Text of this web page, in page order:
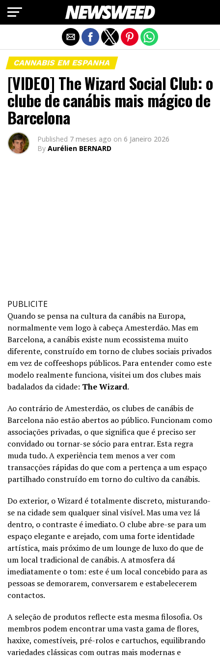
CANNABIS EM ESPANHA
[VIDEO] The Wizard Social Club: o
clube de canábis mais mágico de
Barcelona
Published 7 meses ago on 6 Janeiro 2026
By Aurélien BERNARD
PUBLICITE
Quando se pensa na cultura da canábis na Europa,
normalmente vem logo à cabeça Amesterdão. Mas em
Barcelona, a canábis existe num ecossistema muito
diferente, construído em torno de clubes sociais privados
em vez de coffeeshops públicos. Para entender como este
modelo realmente funciona, visitei um dos clubes mais
badalados da cidade: The Wizard.
Ao contrário de Amesterdão, os clubes de canábis de
Barcelona não estão abertos ao público. Funcionam como
associações privadas, o que significa que é preciso ser
convidado ou tornar-se sócio para entrar. Esta regra
muda tudo. A experiência tem menos a ver com
transacções rápidas do que com a pertença a um espaço
partilhado construído em torno do cultivo da canábis.
Do exterior, o Wizard é totalmente discreto, misturando-
se na cidade sem qualquer sinal visível. Mas uma vez lá
dentro, o contraste é imediato. O clube abre-se para um
espaço elegante e arejado, com uma forte identidade
artística, mais próximo de um lounge de luxo do que de
um local tradicional de canábis. A atmosfera dá
imediatamente o tom: este é um local concebido para as
pessoas se demorarem, conversarem e estabelecerem
contactos.
A seleção de produtos reflecte esta mesma filosofia. Os
membros podem encontrar uma vasta gama de flores,
haxixe, comestíveis, pré-rolos e cartuchos, equilibrando
variedades clássicas com outras mais modernas e
Exit mobile version